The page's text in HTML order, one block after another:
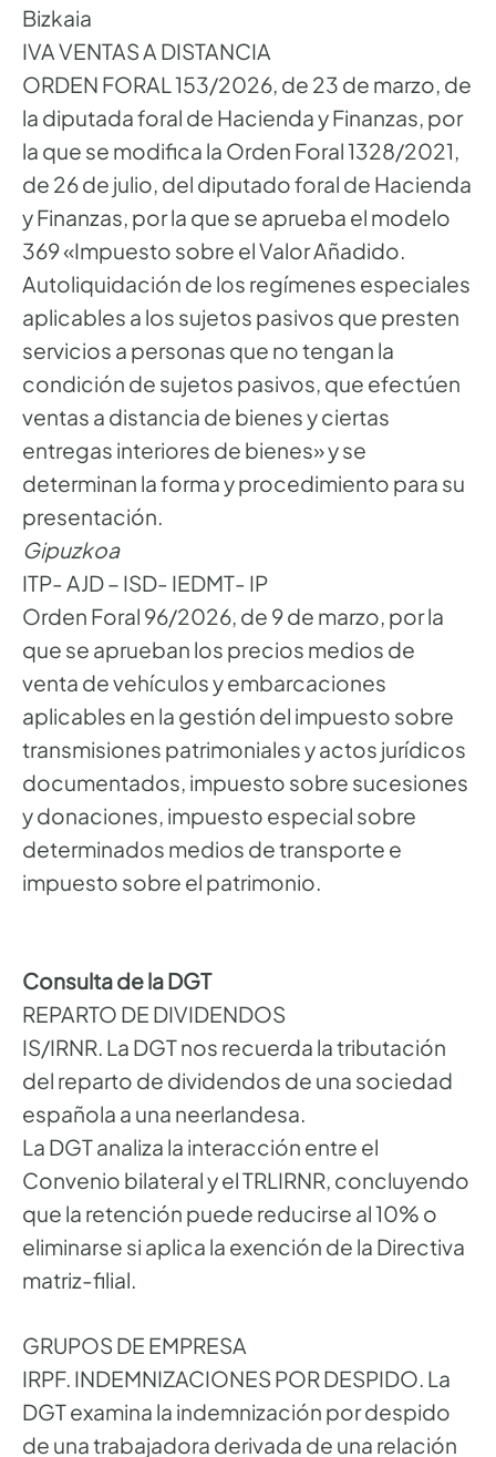
Bizkaia
IVA VENTAS A DISTANCIA
ORDEN FORAL 153/2026, de 23 de marzo, de
la diputada foral de Hacienda y Finanzas, por
la que se modifica la Orden Foral 1328/2021,
de 26 de julio, del diputado foral de Hacienda
y Finanzas, por la que se aprueba el modelo
369 «Impuesto sobre el Valor Añadido.
Autoliquidación de los regímenes especiales
aplicables a los sujetos pasivos que presten
servicios a personas que no tengan la
condición de sujetos pasivos, que efectúen
ventas a distancia de bienes y ciertas
entregas interiores de bienes» y se
determinan la forma y procedimiento para su
presentación.
Gipuzkoa
ITP- AJD – ISD- IEDMT- IP
Orden Foral 96/2026, de 9 de marzo, por la
que se aprueban los precios medios de
venta de vehículos y embarcaciones
aplicables en la gestión del impuesto sobre
transmisiones patrimoniales y actos jurídicos
documentados, impuesto sobre sucesiones
y donaciones, impuesto especial sobre
determinados medios de transporte e
impuesto sobre el patrimonio.
Consulta de la DGT
REPARTO DE DIVIDENDOS
IS/IRNR. La DGT nos recuerda la tributación
del reparto de dividendos de una sociedad
española a una neerlandesa.
La DGT analiza la interacción entre el
Convenio bilateral y el TRLIRNR, concluyendo
que la retención puede reducirse al 10% o
eliminarse si aplica la exención de la Directiva
matriz-filial.
GRUPOS DE EMPRESA
IRPF. INDEMNIZACIONES POR DESPIDO. La
DGT examina la indemnización por despido
de una trabajadora derivada de una relación